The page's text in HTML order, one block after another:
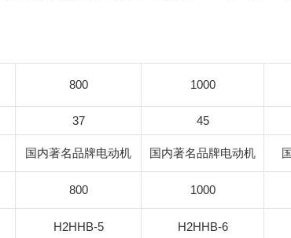
800 1000
37 45
国内著名品牌电动机 国内著名品牌电动机
800 1000
H2HHB-5 H2HHB-6